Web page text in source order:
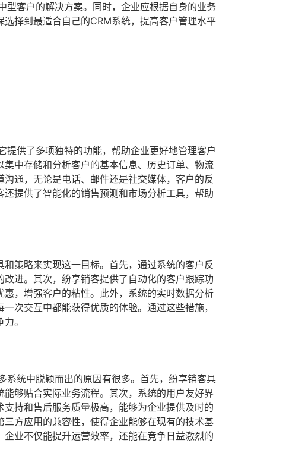
型客户的解决方案。同时，企业应根据自身的业务
择到最适合自己的CRM系统，提高客户管理水平
供了多项独特的功能，帮助企业更好地管理客户
中存储和分析客户的基本信息、历史订单、物流
通，无论是电话、邮件还是社交媒体，客户的反
提供了智能化的销售预测和市场分析工具，帮助
策略来实现这一目标。首先，通过系统的客户反
进。其次，纷享销客提供了自动化的客户跟踪功
，增强客户的粘性。此外，系统的实时数据分析
次交互中都能获得优质的体验。通过这些措施，
。
系统中脱颖而出的原因有很多。首先，纷享销客具
够贴合实际业务流程。其次，系统的用户友好界
持和售后服务质量极高，能够为企业提供及时的
方应用的兼容性，使得企业能够在现有的技术基
业不仅能提升运营效率，还能在竞争日益激烈的